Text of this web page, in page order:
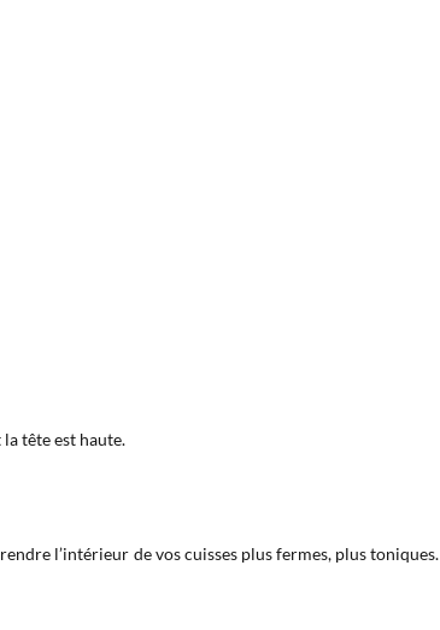
tête est haute.
l’intérieur de vos cuisses plus fermes, plus toniques.